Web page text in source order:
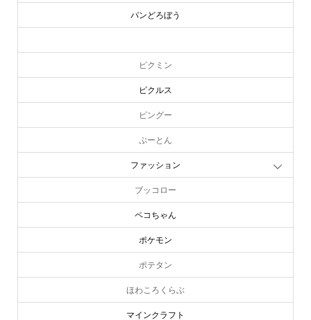
パンどろぼう
ピーターラビット
ピクミン
ピクルス
ピングー
ぷーとん
ファッション
ブッコロー
ペコちゃん
ポケモン
ポテタン
ほわころくらぶ
マインクラフト